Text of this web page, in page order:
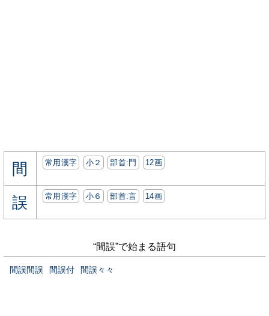
間 常用漢字 小２ 部首:⾨ 12画
誤 常用漢字 小６ 部首:⾔ 14画
“間誤”で始まる語句
間誤間誤 間誤付 間誤々々